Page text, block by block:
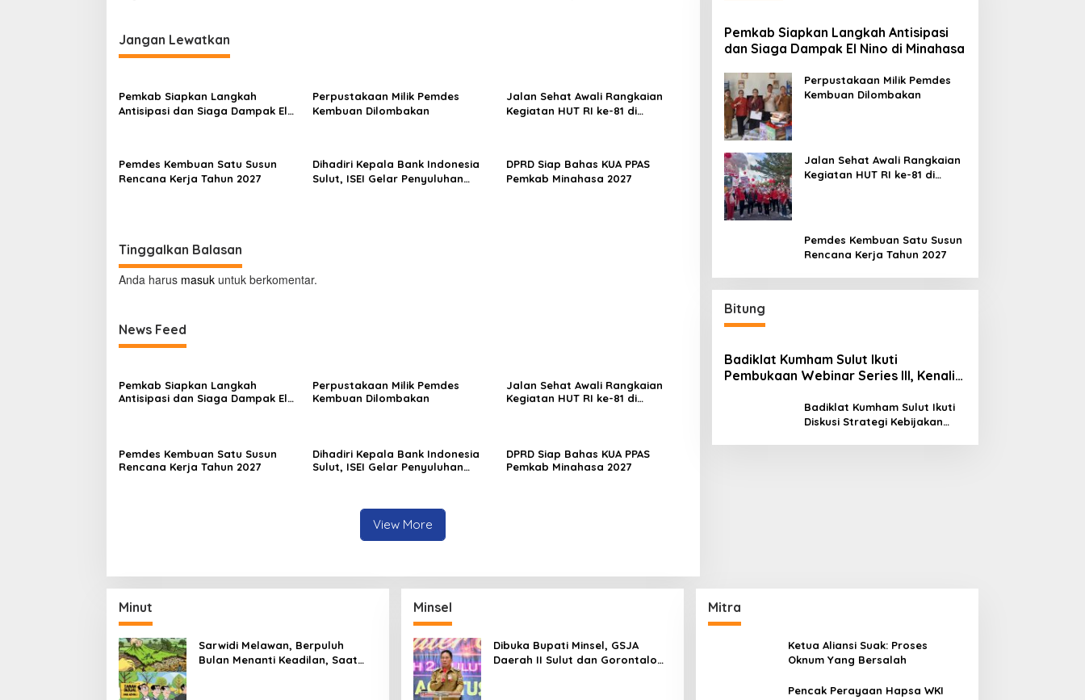
Jangan Lewatkan
Pemkab Siapkan Langkah
Antisipasi dan Siaga Dampak El
Perpustakaan Milik Pemdes
Kembuan Dilombakan
Jalan Sehat Awali Rangkaian
Kegiatan HUT RI ke-81 di
Pemdes Kembuan Satu Susun
Rencana Kerja Tahun 2027
Dihadiri Kepala Bank Indonesia
Sulut, ISEI Gelar Penyuluhan
DPRD Siap Bahas KUA PPAS
Pemkab Minahasa 2027
Tinggalkan Balasan
Anda harus masuk untuk berkomentar.
News Feed
Pemkab Siapkan Langkah
Antisipasi dan Siaga Dampak El
Perpustakaan Milik Pemdes
Kembuan Dilombakan
Jalan Sehat Awali Rangkaian
Kegiatan HUT RI ke-81 di
Pemdes Kembuan Satu Susun
Rencana Kerja Tahun 2027
Dihadiri Kepala Bank Indonesia
Sulut, ISEI Gelar Penyuluhan
DPRD Siap Bahas KUA PPAS
Pemkab Minahasa 2027
View More
Pemkab Siapkan Langkah Antisipasi
dan Siaga Dampak El Nino di Minahasa
Perpustakaan Milik Pemdes
Kembuan Dilombakan
Jalan Sehat Awali Rangkaian
Kegiatan HUT RI ke-81 di
Pemdes Kembuan Satu Susun
Rencana Kerja Tahun 2027
Bitung
Badiklat Kumham Sulut Ikuti
Pembukaan Webinar Series III, Kenali
Badiklat Kumham Sulut Ikuti
Diskusi Strategi Kebijakan
Minut
Sarwidi Melawan, Berpuluh
Bulan Menanti Keadilan, Saat
Minsel
Dibuka Bupati Minsel, GSJA
Daerah II Sulut dan Gorontalo
Mitra
Ketua Aliansi Suak: Proses
Oknum Yang Bersalah
Pencak Perayaan Hapsa WKI